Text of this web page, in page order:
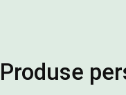
Produse